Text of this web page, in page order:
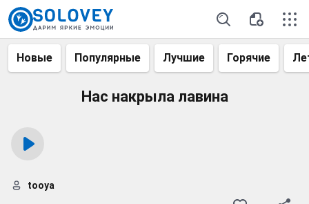
Новые Популярные Лучшие Горячие
Нас накрыла лавина
tooya